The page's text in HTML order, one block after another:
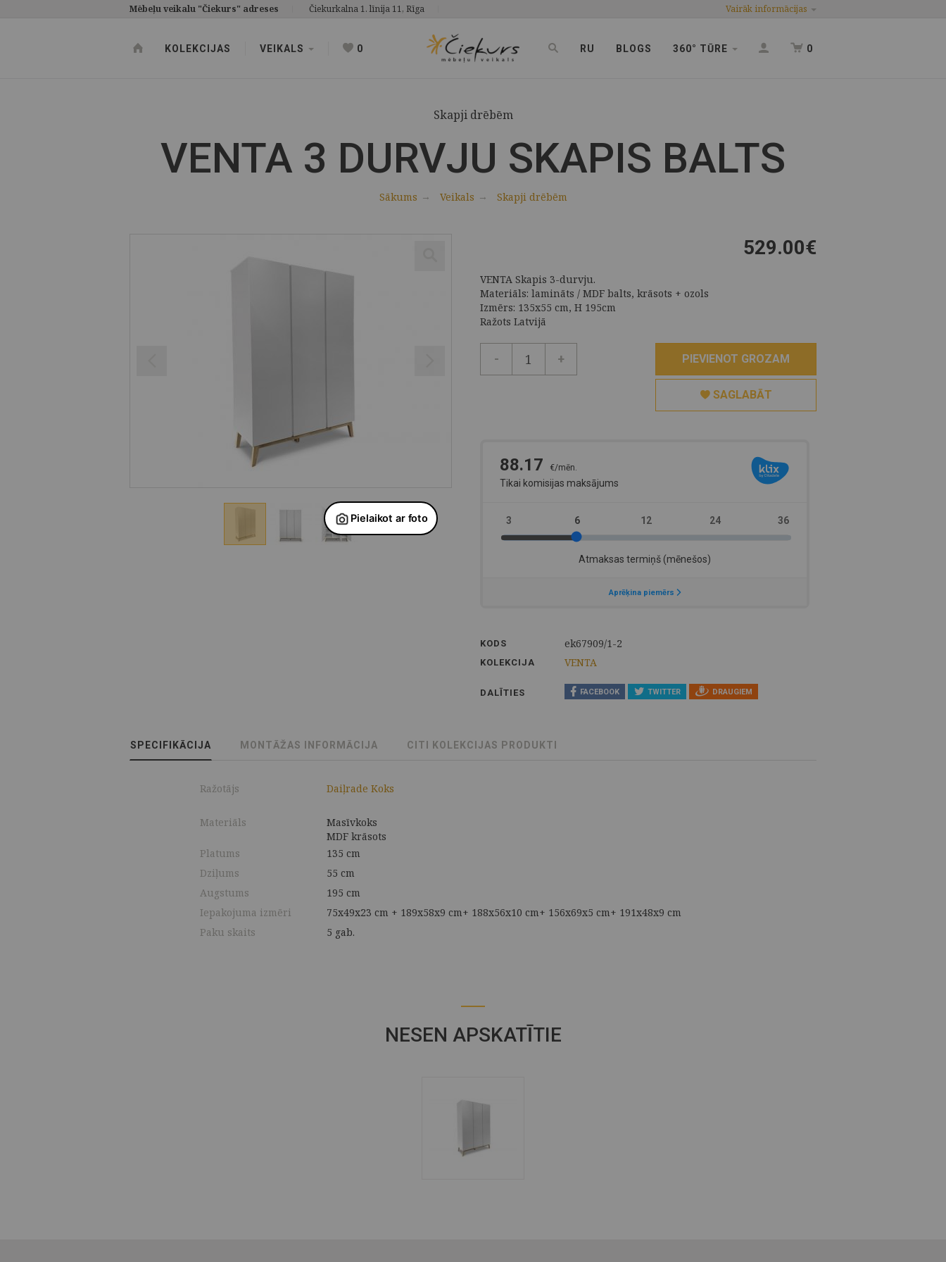
Vairāk informācijas
Mēbeļu veikalu "Čiekurs" adreses Čiekurkalna 1. līnija 11, Rīga
KOLEKCIJAS VEIKALS 0 RU BLOGS 360° TŪRE 0
Skapji drēbēm
VENTA 3 DURVJU SKAPIS BALTS
Sākums Veikals Skapji drēbēm
529.00€
VENTA Skapis 3-durvju.
Materiāls: lamināts / MDF balts, krāsots + ozols
Izmērs: 135x55 cm, H 195cm
Ražots Latvijā
- + PIEVIENOT GROZAM
SAGLABĀT
KODS ek67909/1-2
KOLEKCIJA VENTA
DALĪTIES FACEBOOK TWITTER DRAUGIEM
SPECIFIKĀCIJA MONTĀŽAS INFORMĀCIJA CITI KOLEKCIJAS PRODUKTI
Ražotājs Daiļrade Koks
Materiāls
Masīvkoks
MDF krāsots
Platums
135 cm
Dziļums
55 cm
Augstums
195 cm
Iepakojuma izmēri
75x49x23 cm + 189x58x9 cm+ 188x56x10 cm+ 156x69x5 cm+ 191x48x9 cm
Paku skaits
5 gab.
NESEN APSKATĪTIE